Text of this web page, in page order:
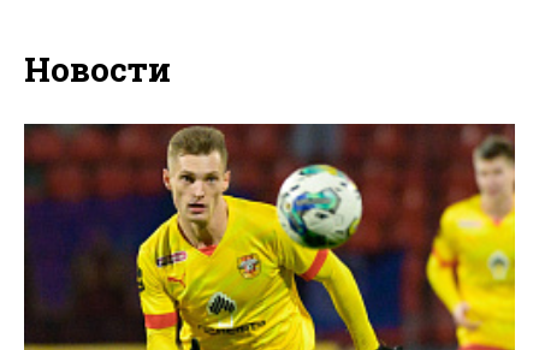
Новости